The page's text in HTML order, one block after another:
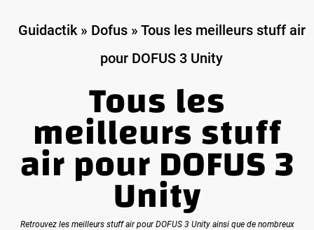
Guidactik» Dofus» Tous les meilleurs stuff air
pour DOFUS 3 Unity
Tous les
meilleurs stuff
air pour DOFUS 3
Unity
Retrouvez les meilleurs stuff air pour DOFUS 3 Unity ainsi que de nombreux